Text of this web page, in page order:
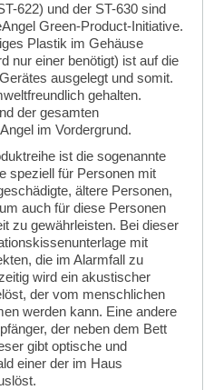
622) und der ST-630 sind
Green-Product-Initiative.
Plastik im Gehäuse
nur einer benötigt) ist auf die
ausgelegt und somit.
gehalten.
der gesamten
im Vordergrund.
ist die sogenannte
speziell für Personen mit
ältere Personen,
auch für diese Personen
zu gewährleisten. Bei dieser
mit
die im Alarmfall zu
wird ein akustischer
der vom menschlichen
werden kann. Eine andere
der neben dem Bett
gibt optische und
einer der im Haus